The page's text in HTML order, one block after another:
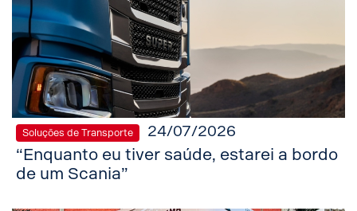
Soluções de Transporte 24/07/2026
“Enquanto eu tiver saúde, estarei a bordo
de um Scania”